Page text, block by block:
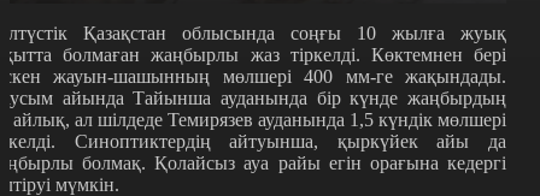
Қазақстан облысында соңғы 10 жылға жуық
болмаған жаңбырлы жаз тіркелді. Көктемнен бері
жауын-шашынның мөлшері 400 мм-ге жақындады.
айында Тайынша ауданында бір күнде жаңбырдың
айлық, ал шілдеде Темирязев ауданында 1,5 күндік мөлшері
Синоптиктердің айтуынша, қыркүйек айы да
болмақ. Қолайсыз ауа райы егін орағына кедергі
мүмкін.